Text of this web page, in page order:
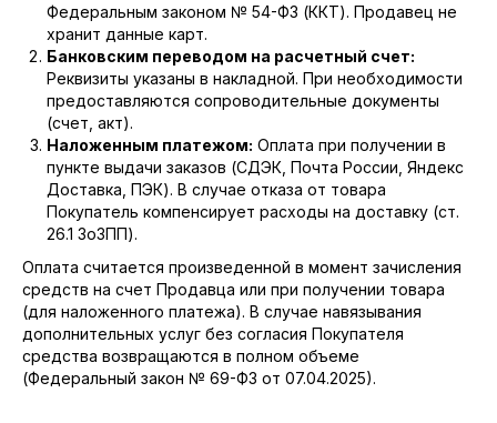
Федеральным законом № 54-ФЗ (ККТ). Продавец не
хранит данные карт.
Банковским переводом на расчетный счет:
Реквизиты указаны в накладной. При необходимости
предоставляются сопроводительные документы
(счет, акт).
Наложенным платежом: Оплата при получении в
пункте выдачи заказов (СДЭК, Почта России, Яндекс
Доставка, ПЭК). В случае отказа от товара
Покупатель компенсирует расходы на доставку (ст.
26.1 ЗоЗПП).
Оплата считается произведенной в момент зачисления
средств на счет Продавца или при получении товара
(для наложенного платежа). В случае навязывания
дополнительных услуг без согласия Покупателя
средства возвращаются в полном объеме
(Федеральный закон № 69-ФЗ от 07.04.2025).
+7 999 333-92-30
info@flaconrf.ru
FLX-SHOP
Наш склад:
Казань, ул. Лебедева, 1 к8